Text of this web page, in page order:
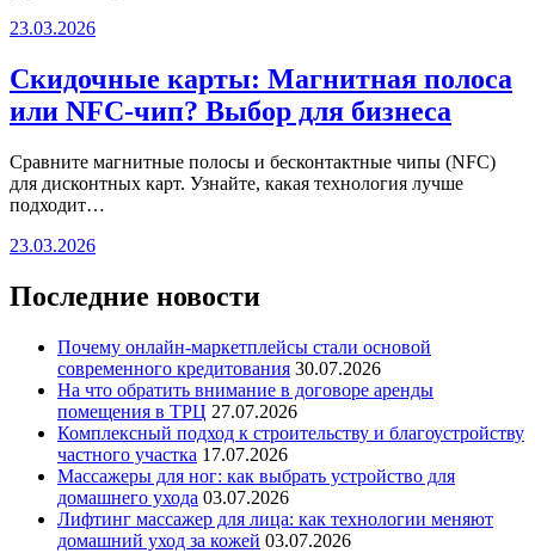
23.03.2026
Скидочные карты: Магнитная полоса
или NFC-чип? Выбор для бизнеса
Сравните магнитные полосы и бесконтактные чипы (NFC)
для дисконтных карт. Узнайте, какая технология лучше
подходит…
23.03.2026
Последние новости
Почему онлайн-маркетплейсы стали основой
современного кредитования 30.07.2026
На что обратить внимание в договоре аренды
помещения в ТРЦ 27.07.2026
Комплексный подход к строительству и благоустройству
частного участка 17.07.2026
Массажеры для ног: как выбрать устройство для
домашнего ухода 03.07.2026
Лифтинг массажер для лица: как технологии меняют
домашний уход за кожей 03.07.2026